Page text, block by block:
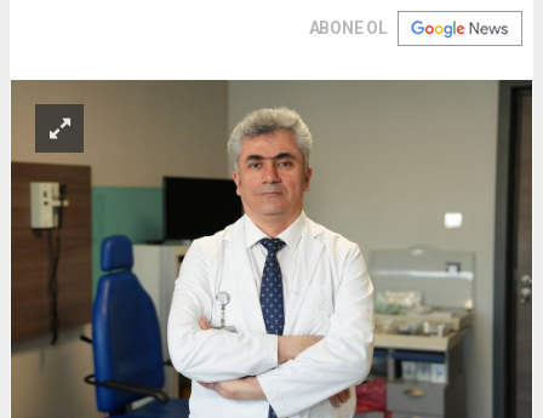
ABONE OL